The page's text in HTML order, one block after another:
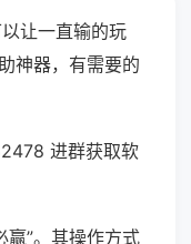
让一直输的玩
神器，有需要的
进群获取软
赢”。其操作方式